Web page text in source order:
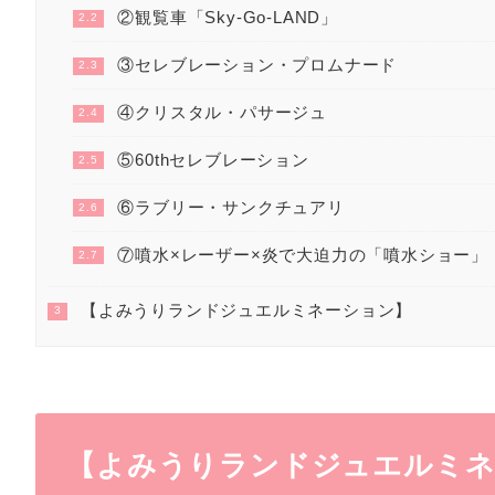
2.2 ②観覧車「Sky-Go-LAND」
2.3 ③セレブレーション・プロムナード
2.4 ④クリスタル・パサージュ
2.5 ⑤60thセレブレーション
2.6 ⑥ラブリー・サンクチュアリ
2.7 ⑦噴水×レーザー×炎で大迫力の「噴水ショー」
3 【よみうりランドジュエルミネーション】
【よみうりランドジュエルミ